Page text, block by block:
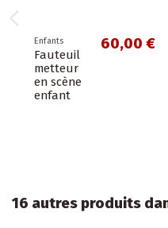
Enfants
Fauteuil
metteur
en scène
enfant
60,00 €
16 autres produits